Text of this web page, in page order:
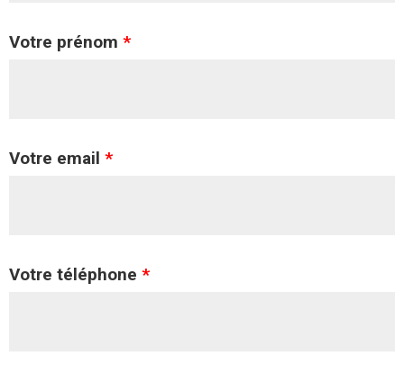
Votre prénom *
Votre email *
Votre téléphone *